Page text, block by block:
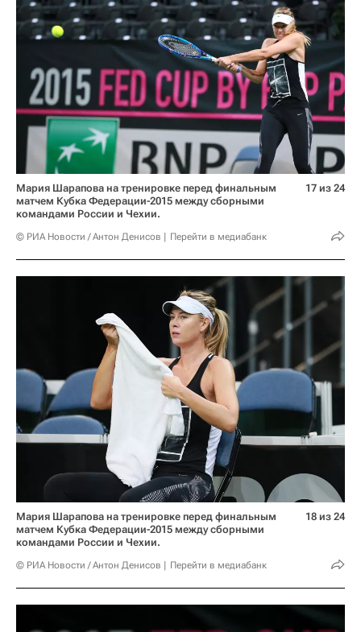
Мария Шарапова на тренировке перед финальным
матчем Кубка Федерации-2015 между сборными
командами России и Чехии.
© РИА Новости / Антон Денисов Перейти в медиабанк
17 из 24
Мария Шарапова на тренировке перед финальным
матчем Кубка Федерации-2015 между сборными
командами России и Чехии.
© РИА Новости / Антон Денисов Перейти в медиабанк
18 из 24